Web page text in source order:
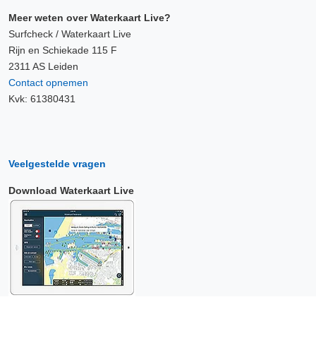
Meer weten over Waterkaart Live?
Surfcheck / Waterkaart Live
Rijn en Schiekade 115 F
2311 AS Leiden
Contact opnemen
Kvk: 61380431
Veelgestelde vragen
Download Waterkaart Live